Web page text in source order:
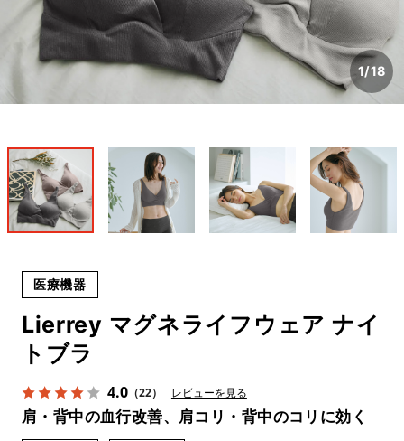
1/18
医療機器
Lierrey マグネライフウェア ナイ
トブラ
4.0（22） レビューを見る
肩・背中の血行改善、肩コリ・背中のコリに効く